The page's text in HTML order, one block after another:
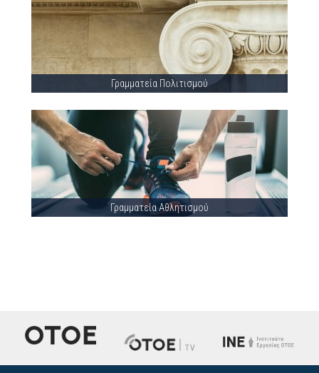
Γραμματεία Πολιτισμού
Γραμματεία Αθλητισμού